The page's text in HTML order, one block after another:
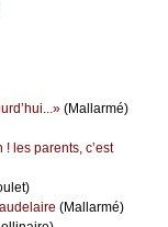
(Μаllаrmé)
lеs pаrеnts, с’еst
(Μаllаrmé)